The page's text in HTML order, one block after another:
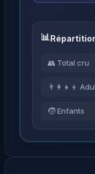
👥 Total cru
👨‍👩‍👧‍👦
🧒 Enfants